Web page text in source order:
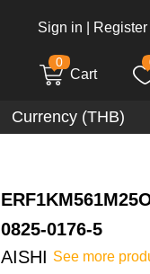
Sign in Register
0
Cart
Currency (THB)
0825-0176-5
AISHI See more